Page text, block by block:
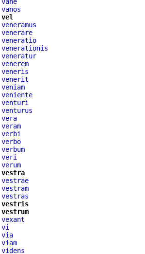
vanos
vel
veneramus
venerare
veneratio
venerationis
veneratur
venerem
veneris
venerit
veniam
veniente
venturi
venturus
vera
veram
verbi
verbo
verbum
veri
verum
vestra
vestrae
vestram
vestras
vestris
vestrum
vexant
vi
via
viam
videns